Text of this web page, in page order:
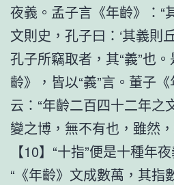
夜義。孟子言《年齡》：“
文則史，孔子曰：‘其義則
孔子所竊取者，其“義”也
齡》，皆以“義”言。董子《
云：“年齡二百四十二年之
變之博，無不有也，雖然
【10】“十指”便是十種年
“《年齡》文成數萬，其指